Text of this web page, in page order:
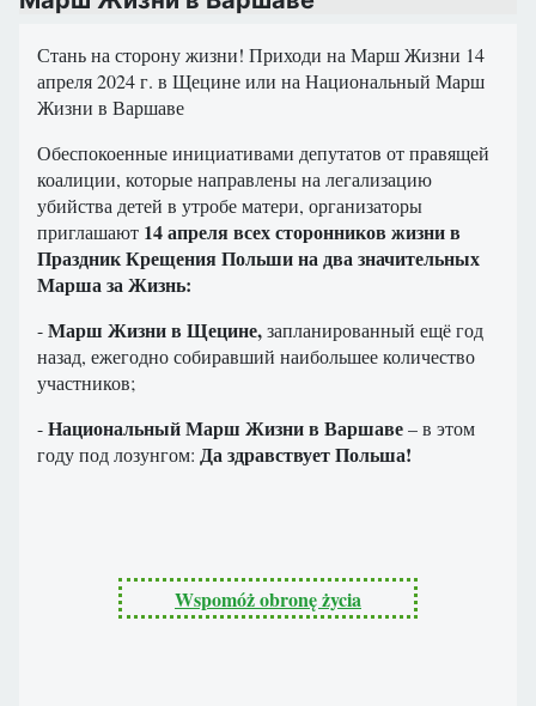
Стань на сторону жизни! Приходи на Марш Жизни 14
апреля 2024 г. в Щецине или на Национальный Марш
Жизни в Варшаве
Обеспокоенные инициативами депутатов от правящей
коалиции, которые направлены на легализацию
убийства детей в утробе матери, организаторы
приглашают 14 апреля всех сторонников жизни в
Праздник Крещения Польши на два значительных
Марша за Жизнь:
-Марш Жизни в Щецине,запланированный ещё год
назад, ежегодно собиравший наибольшее количество
участников;
-Национальный Марш Жизни в Варшаве– в этом
году под лозунгом: Да здравствует Польша!
Wspomóż obronę życia